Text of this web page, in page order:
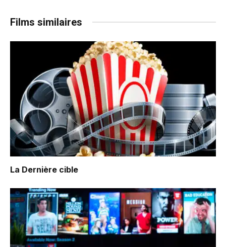
Films similaires
La Dernière cible